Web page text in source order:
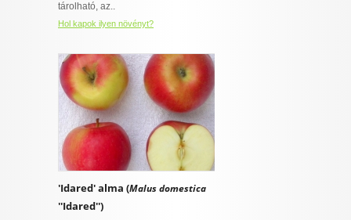
tárolható, az..
Hol kapok ilyen növényt?
'Idared' alma (Malus domestica
''Idared'')